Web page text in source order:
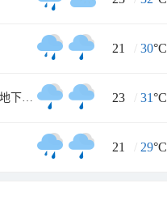
21 / 30°C
汉景帝阳陵地下博物馆 23 / 31°C
21 / 29°C